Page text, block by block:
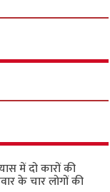
में दो कारों की
के चार लोगों की